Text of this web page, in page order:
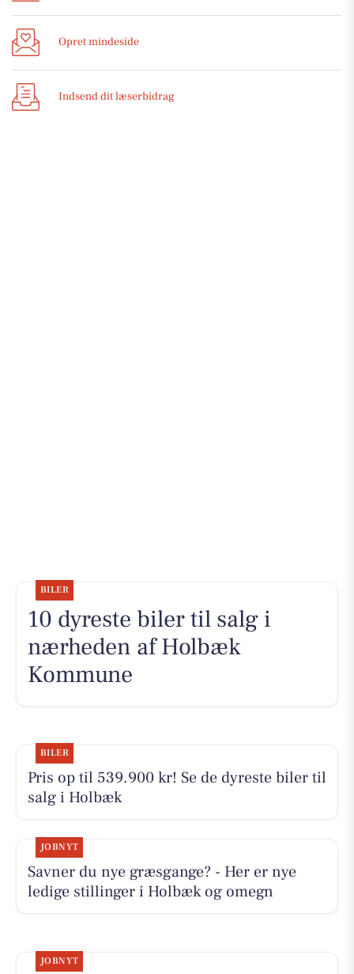
Opret mindeside
Indsend dit læserbidrag
BILER
10 dyreste biler til salg i
nærheden af Holbæk
Kommune
BILER
Pris op til 539.900 kr! Se de dyreste biler til
salg i Holbæk
JOBNYT
Savner du nye græsgange? - Her er nye
ledige stillinger i Holbæk og omegn
JOBNYT